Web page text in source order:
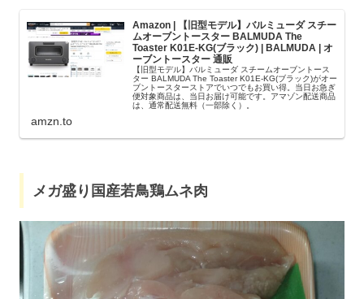
Amazon | 【旧型モデル】バルミューダ スチー
ムオーブントースター BALMUDA The
Toaster K01E-KG(ブラック) | BALMUDA | オ
ーブントースター 通販
【旧型モデル】バルミューダ スチームオーブントース
ター BALMUDA The Toaster K01E-KG(ブラック)がオー
ブントースターストアでいつでもお買い得。当日お急ぎ
便対象商品は、当日お届け可能です。アマゾン配送商品
は、通常配送無料（一部除く）。
amzn.to
メガ盛り国産若鳥鶏ムネ肉